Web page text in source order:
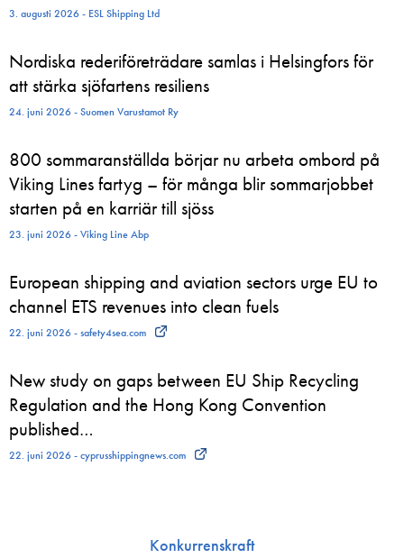
3. augusti 2026 - ESL Shipping Ltd
Nordiska rederiföreträdare samlas i Helsingfors för
att stärka sjöfartens resiliens
24. juni 2026 - Suomen Varustamot Ry
800 sommaranställda börjar nu arbeta ombord på
Viking Lines fartyg – för många blir sommarjobbet
starten på en karriär till sjöss
23. juni 2026 - Viking Line Abp
European shipping and aviation sectors urge EU to
channel ETS revenues into clean fuels
22. juni 2026 - safety4sea.com
New study on gaps between EU Ship Recycling
Regulation and the Hong Kong Convention
published…
22. juni 2026 - cyprusshippingnews.com
Konkurrenskraft